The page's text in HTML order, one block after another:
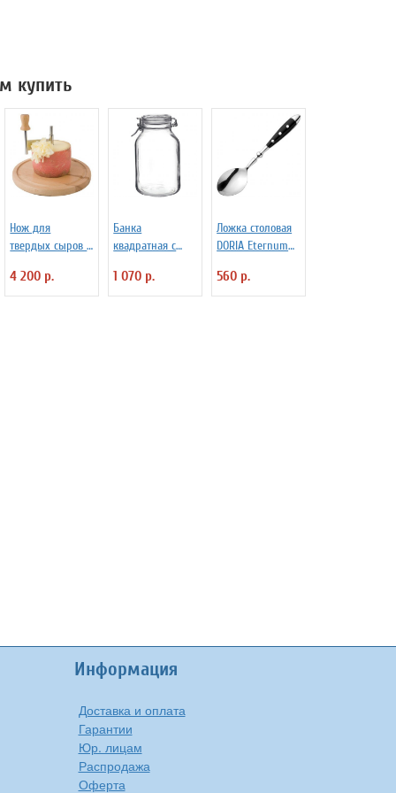
купить
Нож для
твердых сыров и
см APS 4071012
4 200 р.
Банка
квадратная с
замком Fido 3 л
Bormioli Rocco
1 070 р.
Ложка столовая
DORIA Eternum
560 р.
Информация
Доставка и оплата
Гарантии
Юр. лицам
Распродажа
Оферта